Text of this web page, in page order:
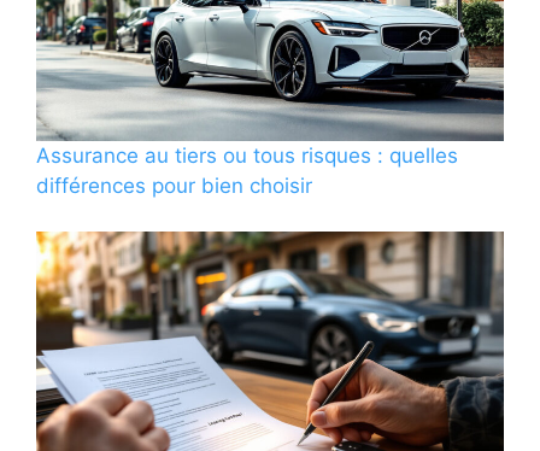
Assurance au tiers ou tous risques : quelles
différences pour bien choisir